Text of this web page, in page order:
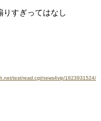
りすぎってはなし
test/read.cgi/news4vip/1623931524/